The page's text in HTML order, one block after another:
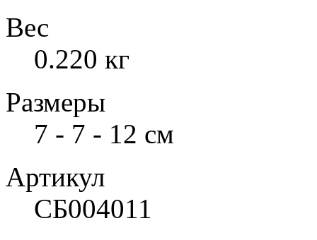
Вес
0.220 кг
Размеры
7 - 7 - 12 см
Артикул
СБ004011